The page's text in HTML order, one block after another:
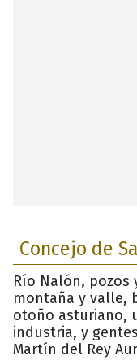
Concejo de
Río Nalón, pozos
montaña y valle,
otoño asturiano,
industria, y
Martín del Rey